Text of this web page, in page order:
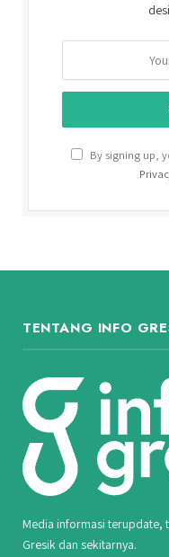
By signing up,
TENTANG INFO
Media informasi terupdate,
Gresik dan sekitarnya.